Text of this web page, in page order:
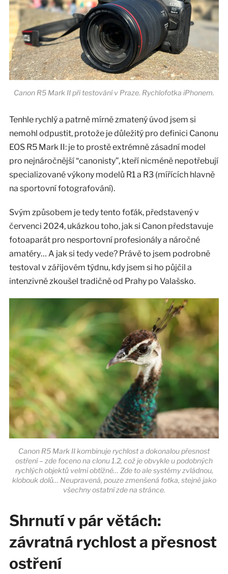
Canon R5 Mark II při testování v Praze. Rychlofotka iPhonem.
Tenhle rychlý a patrně mírně zmatený úvod jsem si
nemohl odpustit, protože je důležitý pro definici Canonu
EOS R5 Mark II: je to prostě extrémně zásadní model
pro nejnáročnější “canonisty”, kteří nicméně nepotřebují
specializované výkony modelů R1 a R3 (mířících hlavně
na sportovní fotografování).
Svým způsobem je tedy tento foťák, představený v
červenci 2024, ukázkou toho, jak si Canon představuje
fotoaparát pro nesportovní profesionály a náročné
amatéry… A jak si tedy vede? Právě to jsem podrobně
testoval v zářijovém týdnu, kdy jsem si ho půjčil a
intenzivně zkoušel tradičně od Prahy po Valašsko.
Canon R5 Mark II kombinuje rychlost a dokonalou přesnost
ostření – zde foceno na clonu 1.2, což je obvykle u podobných
rychlých objektů velmi obtížné… Zde to ale systémy zvládnou,
klobouk dolů… Neupravená, pouze zmenšená fotka, stejně jako
všechny ostatní zde na stránce.
Shrnutí v pár větách:
závratná rychlost a přesnost
ostření